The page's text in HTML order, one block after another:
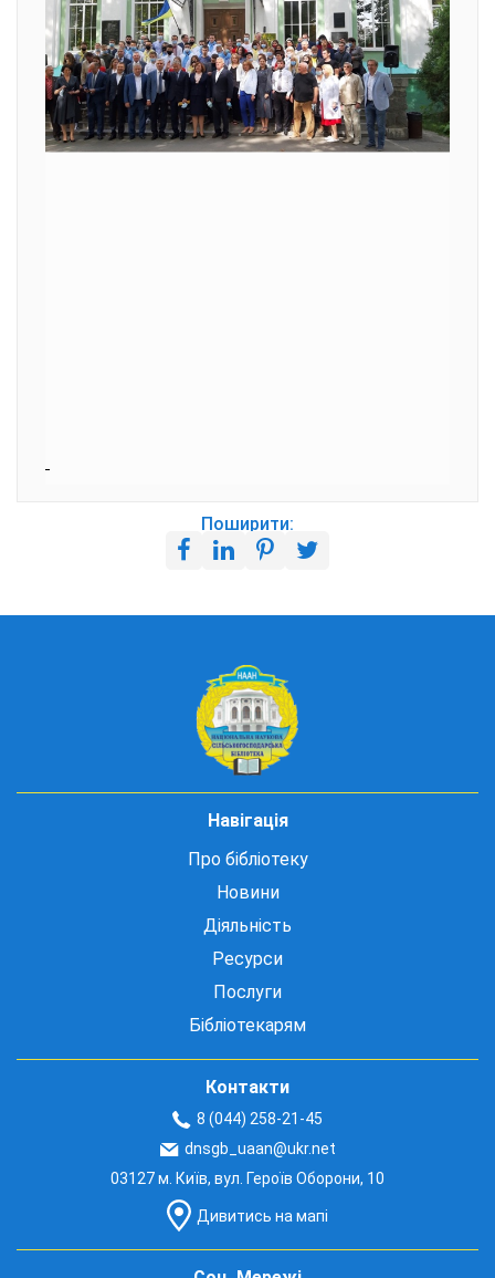
Поширити:
Навігація
Про бібліотеку
Новини
Діяльність
Ресурси
Послуги
Бібліотекарям
Контакти
8 (044) 258-21-45
dnsgb_uaan@ukr.net
03127 м. Київ, вул. Героїв Оборони, 10
Дивитись на мапі